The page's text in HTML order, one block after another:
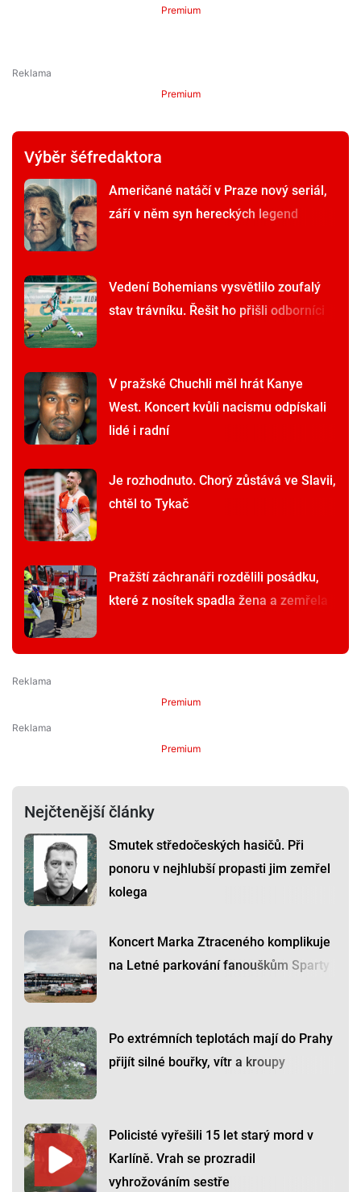
Premium
Premium
Výběr šéfredaktora
Američané natáčí v Praze nový seriál,
září v něm syn hereckých legend
Vedení Bohemians vysvětlilo zoufalý
stav trávníku. Řešit ho přišli odborníci
V pražské Chuchli měl hrát Kanye
West. Koncert kvůli nacismu odpískali
lidé i radní
Je rozhodnuto. Chorý zůstává ve Slavii,
chtěl to Tykač
Pražští záchranáři rozdělili posádku,
které z nosítek spadla žena a zemřela
Premium
Premium
Nejčtenější články
Smutek středočeských hasičů. Při
ponoru v nejhlubší propasti jim zemřel
kolega
Koncert Marka Ztraceného komplikuje
na Letné parkování fanouškům Sparty
Po extrémních teplotách mají do Prahy
přijít silné bouřky, vítr a kroupy
Policisté vyřešili 15 let starý mord v
Karlíně. Vrah se prozradil
vyhrožováním sestře